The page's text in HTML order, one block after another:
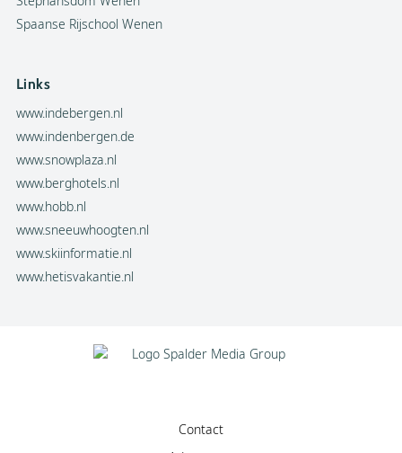
Spaanse Rijschool Wenen
Links
www.indebergen.nl
www.indenbergen.de
www.snowplaza.nl
www.berghotels.nl
www.hobb.nl
www.sneeuwhoogten.nl
www.skiinformatie.nl
www.hetisvakantie.nl
Contact